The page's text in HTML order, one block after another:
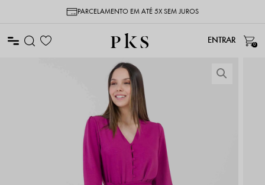
PARCELAMENTO EM ATÉ 5X SEM JUROS
0